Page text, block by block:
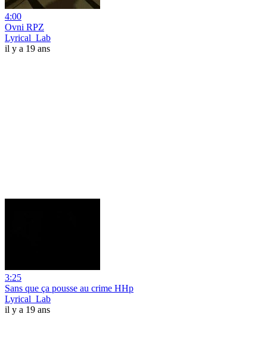
4:00
Ovni RPZ
Lyrical_Lab
il y a 19 ans
3:25
Sans que ça pousse au crime HHp
Lyrical_Lab
il y a 19 ans